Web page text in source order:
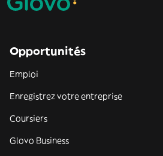
Opportunités
Emploi
Enregistrez votre entreprise
Coursiers
Glovo Business